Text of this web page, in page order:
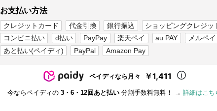
お支払い方法
クレジットカード 代金引換 銀行振込
ショッピングクレジッ
コンビニ払い
d払い PayPay 楽天ペイ au PAY
メルペイ
あと払い(ペイディ)
PayPal Amazon Pay
ペイディなら月々 ￥1,411
今ならペイディの 3・6・12回あと払い 分割手数料無料！ → 詳細はこち